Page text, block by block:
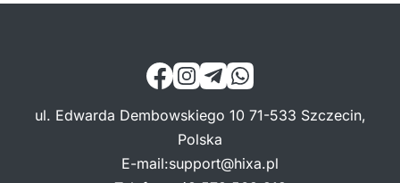
ul. Edwarda Dembowskiego 10 71-533 Szczecin,
Polska
E-mail:support@hixa.pl